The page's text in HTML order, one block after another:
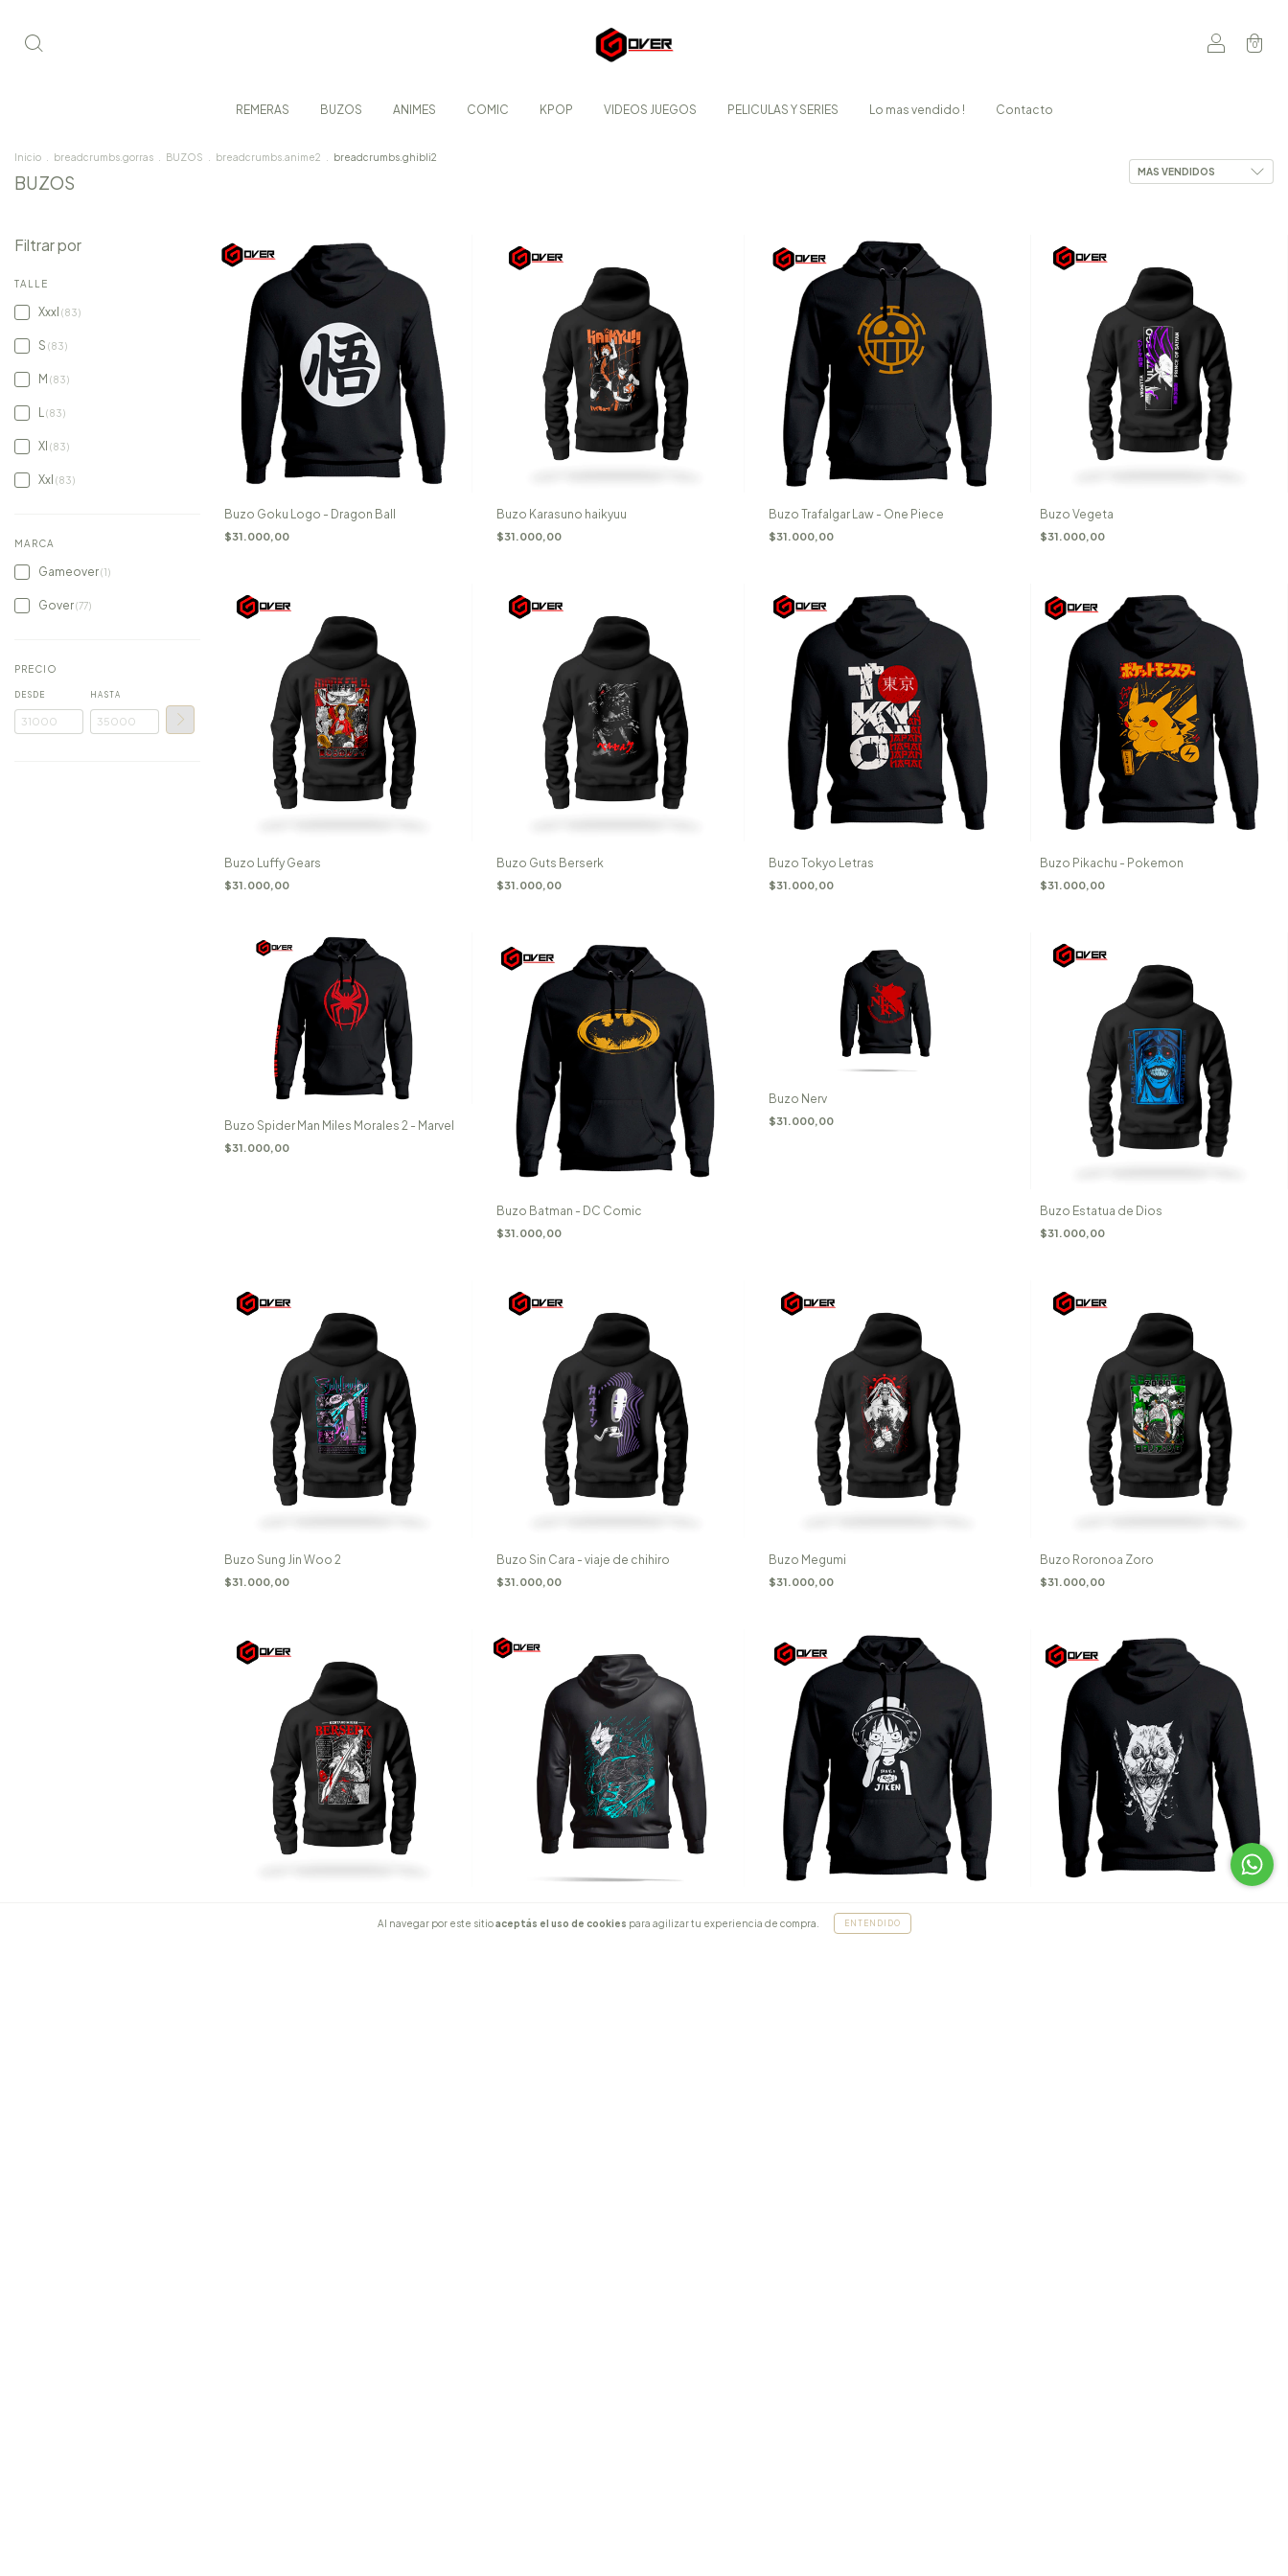
0
REMERAS BUZOS ANIMES COMIC KPOP VIDEOS JUEGOS PELICULAS Y SERIES Lo mas vendido ! Contacto
Al navegar por este sitioaceptás el uso de cookies para agilizar tu experiencia de compra. ENTENDIDO
Inicio breadcrumbs.gorras BUZOS breadcrumbs.anime2 breadcrumbs.ghibli2
BUZOS
Filtrar por
TALLE
Xxxl (83)
S (83)
M (83)
L(83)
Xl (83)
Xxl (83)
MARCA
Gameover(1)
Gover(77)
PRECIO
DESDE HASTA
Buzo Goku Logo - Dragon Ball
$31.000,00
Buzo Karasuno haikyuu
$31.000,00
Buzo Trafalgar Law - One Piece
$31.000,00
Buzo Vegeta
$31.000,00
Buzo Luffy Gears
$31.000,00
Buzo Guts Berserk
$31.000,00
Buzo Tokyo Letras
$31.000,00
Buzo Pikachu - Pokemon
$31.000,00
Buzo Spider Man Miles Morales 2 - Marvel
$31.000,00
Buzo Batman - DC Comic
$31.000,00
Buzo Nerv
$31.000,00
Buzo Estatua de Dios
$31.000,00
Buzo Sung Jin Woo 2
$31.000,00
Buzo Sin Cara - viaje de chihiro
$31.000,00
Buzo Megumi
$31.000,00
Buzo Roronoa Zoro
$31.000,00
$31.000,00 $31.000,00